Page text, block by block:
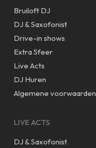
Bruiloft DJ
DJ & Saxofonist
Drive-in shows
Extra Sfeer
Live Acts
DJ Huren
Algemene voorwaarden
LIVE ACTS
DJ & Saxofonist